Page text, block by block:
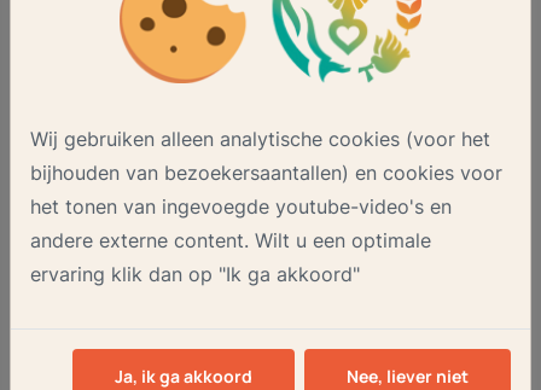
Wij gebruiken alleen analytische cookies (voor het
bijhouden van bezoekersaantallen) en cookies voor
het tonen van ingevoegde youtube-video's en
andere externe content. Wilt u een optimale
ervaring klik dan op "Ik ga akkoord"
Ja, ik ga akkoord Nee, liever niet
19 MEI 2026
SPIRITUALITEIT
Jubileumjaar 800e sterfjaar H.
Franciscus van Assisi
19 JANUARI 2026
Nieuws RKZOT